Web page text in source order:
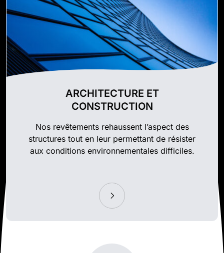
ARCHITECTURE ET
CONSTRUCTION
Nos revêtements rehaussent l’aspect des
structures tout en leur permettant de résister
aux conditions environnementales difficiles.